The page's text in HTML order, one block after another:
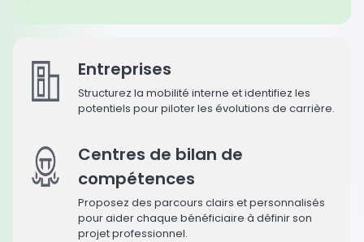
Entreprises
Structurez la mobilité interne et identifiez les
potentiels pour piloter les évolutions de carrière.
Centres de bilan de
compétences
Proposez des parcours clairs et personnalisés
pour aider chaque bénéficiaire à définir son
projet professionnel.